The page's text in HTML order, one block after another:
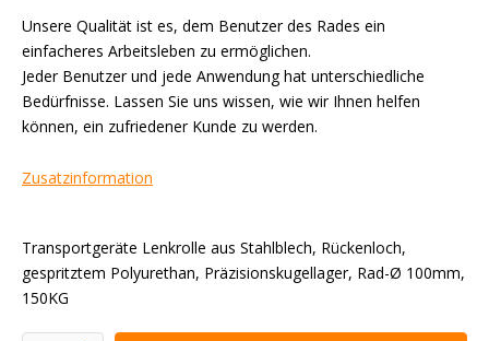
Unsere Qualität ist es, dem Benutzer des Rades ein
einfacheres Arbeitsleben zu ermöglichen.
Jeder Benutzer und jede Anwendung hat unterschiedliche
Bedürfnisse. Lassen Sie uns wissen, wie wir Ihnen helfen
können, ein zufriedener Kunde zu werden.
Zusatzinformation
Transportgeräte Lenkrolle aus Stahlblech, Rückenloch,
gespritztem Polyurethan, Präzisionskugellager, Rad-Ø 100mm,
150KG